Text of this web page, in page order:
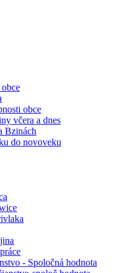
obce
včera a dnes
Bzinách
do novoveku
- Spoločná hodnota